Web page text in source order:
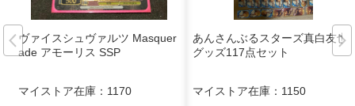
ヴァイスシュヴァルツ Masquer
ade アモーリス SSP
マイストア在庫： 1170
あんさんぶるスターズ真白友也
グッズ117点セット
マイストア在庫： 1150